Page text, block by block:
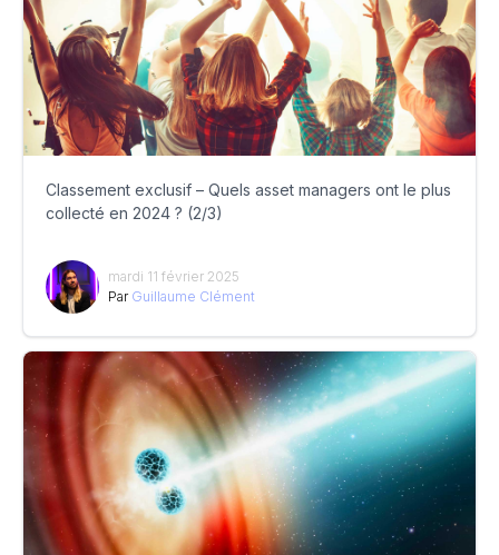
Classement exclusif – Quels asset managers ont le plus
collecté en 2024 ? (2/3)
mardi 11 février 2025
Par Guillaume Clément